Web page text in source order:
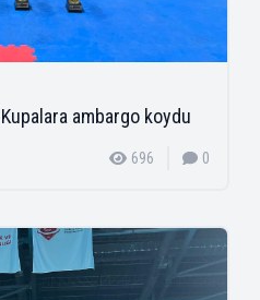
ambargo koydu
696 0